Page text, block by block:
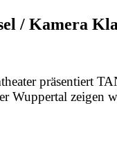
/ Kamera
präsentiert
Wuppertal